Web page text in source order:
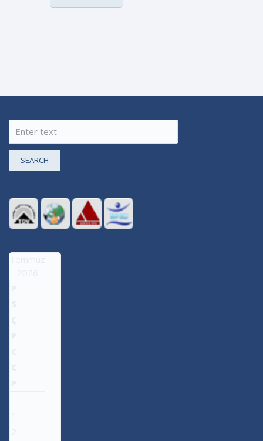
SEARCH
Temmuz
2026
P
S
Ç
P
C
C
P
1
2